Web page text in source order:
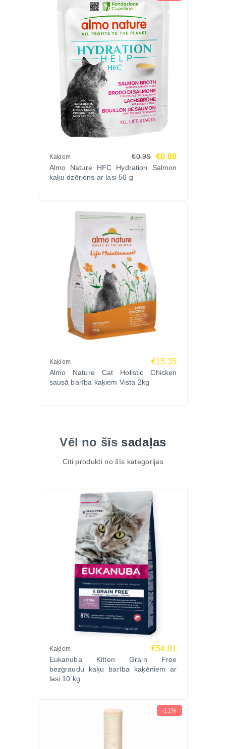
pirms lielā iepakojuma.”
Biežāk uzdotie jautājumi (FAQ)
Vai šī barība der grūsnām kaķenēm?
Jā, tā ir piemērota gan kaķēniem, gan grūsnām un
barojošām kaķenēm.
Vai barība satur konservantus vai krāsvielas?
Nē, Almo Nature Holistic Kitten Chicken ir pilnīgi
dabiska – bez ĢMO un mākslīgām piedevām.
Vai šo barību var kombinēt ar konserviem?
Jā, tā lieliski sader ar Almo Nature HFC Kitten
konserviem pilnvērtīgam uzturam.
Zoopasaule.lv
Izvēlies Almo Nature Kitten Holistic Chicken 2kg –
Tavam kaķēnam – veselīga augšana, enerģija un
Pasūti Zoopasaule.lv ar ātru piegādi visā Latvijā.
Kaķiem €0.99 €0.80
Almo Nature HFC Hydration Salmon
kaķu dzēriens ar lasi 50 g
Kaķiem €15.35
Almo Nature Cat Holistic Chicken
sausā barība kaķiem Vista 2kg
Vēl no šīs sadaļas
Citi produkti no šīs kategorijas
Kaķiem €54.91
Eukanuba Kitten Grain Free
bezgraudu kaķu barība kaķēniem ar
lasi 10 kg
-11%